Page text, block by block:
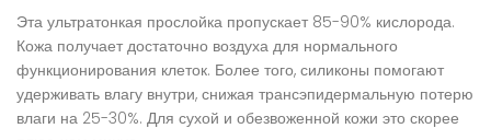
Эта ультратонкая прослойка пропускает 85-90% кислорода.
Кожа получает достаточно воздуха для нормального
функционирования клеток. Более того, силиконы помогают
удерживать влагу внутри, снижая трансэпидермальную потерю
влаги на 25-30%. Для сухой и обезвоженной кожи это скорее